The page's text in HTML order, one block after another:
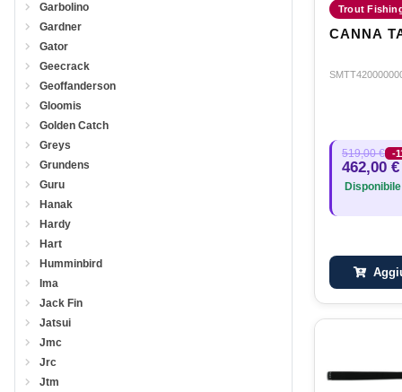
Garbolino
Gardner
Gator
Geecrack
Geoffanderson
Gloomis
Golden Catch
Greys
Grundens
Guru
Hanak
Hardy
Hart
Humminbird
Ima
Jack Fin
Jatsui
Jmc
Jrc
Jtm
Trout
CANNA
519,00 € -
462,00 €
Disponibile